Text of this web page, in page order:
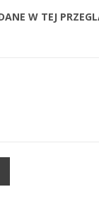
W TEJ